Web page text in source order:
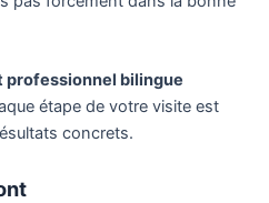
professionnel bilingue
étape de votre visite est
concrets.